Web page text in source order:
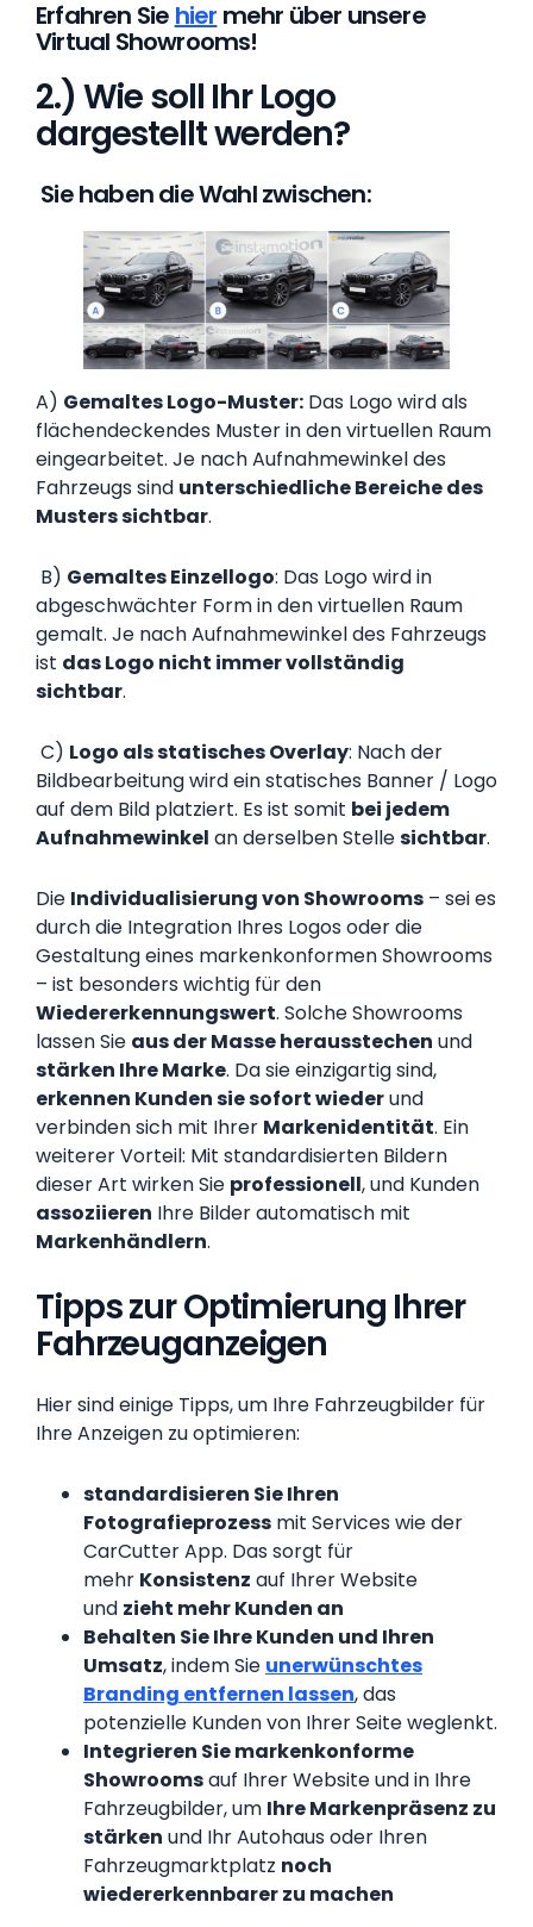
Erfahren Sie hier mehr über unsere
Virtual Showrooms!
2.) Wie soll Ihr Logo
dargestellt werden?
‍ Sie haben die Wahl zwischen:
A) Gemaltes Logo-Muster: Das Logo wird als
flächendeckendes Muster in den virtuellen Raum
eingearbeitet. Je nach Aufnahmewinkel des
Fahrzeugs sind unterschiedliche Bereiche des
Musters sichtbar.
B) Gemaltes Einzellogo: Das Logo wird in
abgeschwächter Form in den virtuellen Raum
gemalt. Je nach Aufnahmewinkel des Fahrzeugs
ist das Logo nicht immer vollständig
sichtbar.
C) Logo als statisches Overlay: Nach der
Bildbearbeitung wird ein statisches Banner / Logo
auf dem Bild platziert. Es ist somit bei jedem
Aufnahmewinkel an derselben Stellesichtbar.
Die Individualisierung von Showrooms – sei es
durch die Integration Ihres Logos oder die
Gestaltung eines markenkonformen Showrooms
– ist besonders wichtig für den
Wiedererkennungswert. Solche Showrooms
lassen Sie aus der Masse herausstechen und
stärken Ihre Marke. Da sie einzigartig sind,
erkennen Kunden sie sofort wiederund
verbinden sich mit Ihrer Markenidentität. Ein
weiterer Vorteil: Mit standardisierten Bildern
dieser Art wirken Sie professionell, und Kunden
assoziieren Ihre Bilder automatisch mit
Markenhändlern.
Tipps zur Optimierung Ihrer
Fahrzeuganzeigen
Hier sind einige Tipps, um Ihre Fahrzeugbilder für
Ihre Anzeigen zu optimieren:
standardisieren Sie Ihren
Fotografieprozess mit Services wie der
CarCutter App. Das sorgt für
mehr Konsistenz auf Ihrer Website
und zieht mehr Kunden an
Behalten Sie Ihre Kunden und Ihren
Umsatz, indem Sie unerwünschtes
Branding entfernen lassen, das
potenzielle Kunden von Ihrer Seite weglenkt.
Integrieren Sie markenkonforme
Showroomsauf Ihrer Website und in Ihre
Fahrzeugbilder, um Ihre Markenpräsenz zu
stärken und Ihr Autohaus oder Ihren
Fahrzeugmarktplatz noch
wiedererkennbarer zu machen